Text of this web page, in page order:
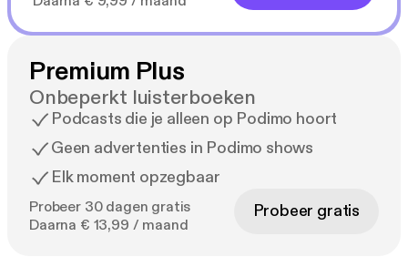
Premium Plus
Onbeperkt luisterboeken
Podcasts die je alleen op Podimo hoort
Geen advertenties in Podimo shows
Elk moment opzegbaar
Probeer 30 dagen gratis
Daarna € 13,99 / maand
Probeer gratis